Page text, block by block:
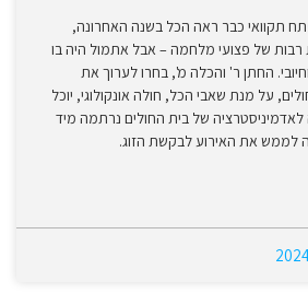
תקוואי כבר ראה הכל בשנה האחרונה,
של פצועי מלחמה – אבל אתמול היה בו
החתן ר' והכלה מ', בחרו לערוך את
על מנת שאבי הכל, חולה אונקולוגי, יוכל
של בית החולים נרתמה מיד
לממש את האירוע לבקשת הזוג.